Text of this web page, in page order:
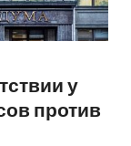
у
против